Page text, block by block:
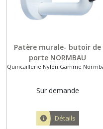
Patère murale- butoir de
porte NORMBAU
Quincaillerie Nylon Gamme
Sur demande
Détails